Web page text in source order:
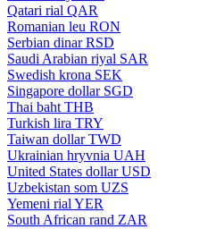
Qatari rial QAR
Romanian leu RON
Serbian dinar RSD
Saudi Arabian riyal SAR
Swedish krona SEK
Singapore dollar SGD
Thai baht THB
Turkish lira TRY
Taiwan dollar TWD
Ukrainian hryvnia UAH
United States dollar USD
Uzbekistan som UZS
Yemeni rial YER
South African rand ZAR